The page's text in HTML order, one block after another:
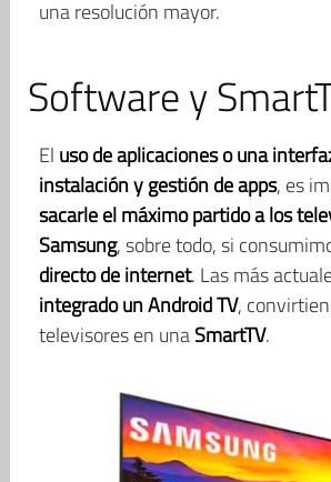
una resolución mayor.
Software y
El uso de aplicaciones o una
instalación y gestión de apps, es
sacarle el máximo partido a los
Samsung, sobre todo, si
directo de internet. Las más
integrado un Android TV,
televisores en unaSmartTV.